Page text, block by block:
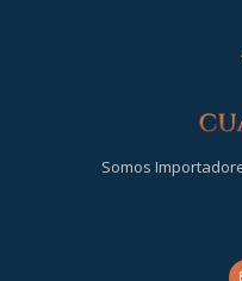
Somos